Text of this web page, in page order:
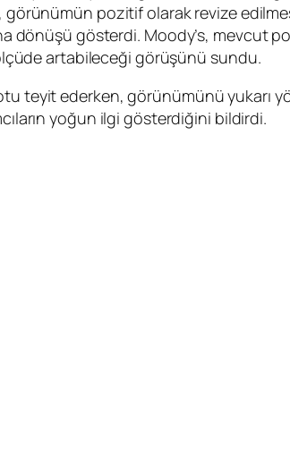
pozitif olarak revize
dönüşü gösterdi. Moody’s, mevcut
artabileceği görüşünü sundu.
teyit ederken, görünümünü yukarı
yoğun ilgi gösterdiğini bildirdi.